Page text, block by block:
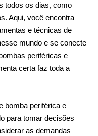
todos os dias, como
Aqui, você encontra
e técnicas de
mundo e se conecte
periféricas e
certa faz toda a
bomba periférica e
para tomar decisões
as demandas